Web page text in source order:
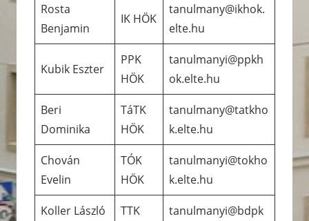
Rosta
Benjamin
IK HÖK
tanulmany@ikhok.
elte.hu
Kubik Eszter
PPK
HÖK
tanulmanyi@ppkh
ok.elte.hu
Beri
Dominika
TáTK
HÖK
tanulmany@tatkho
k.elte.hu
Chován
Evelin
TÓK
HÖK
tanulmanyi@tokho
k.elte.hu
Koller László
TTK
tanulmanyi@bdpk